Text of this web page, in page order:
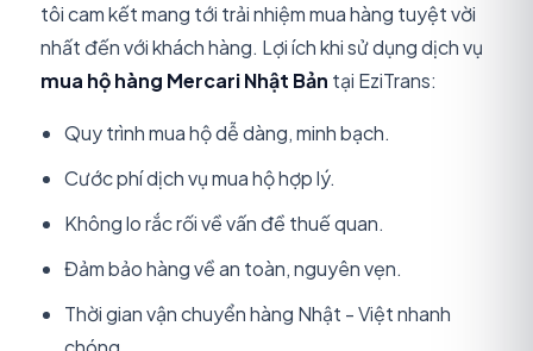
tôi cam kết mang tới trải nhiệm mua hàng tuyệt vời
nhất đến với khách hàng. Lợi ích khi sử dụng dịch vụ
mua hộ hàng Mercari Nhật Bản tại EziTrans:
Quy trình mua hộ dễ dàng, minh bạch.
Cước phí dịch vụ mua hộ hợp lý.
Không lo rắc rối về vấn đề thuế quan.
Đảm bảo hàng về an toàn, nguyên vẹn.
Thời gian vận chuyển hàng Nhật - Việt nhanh